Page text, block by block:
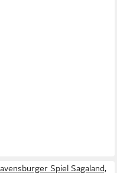
Spiel Sagaland,